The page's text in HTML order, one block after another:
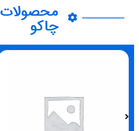
محصولات
چاکو